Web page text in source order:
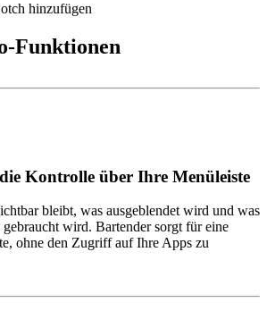
hinzufügen
Funktionen
Kontrolle über Ihre Menüleiste
bleibt, was ausgeblendet wird und was
wird. Bartender sorgt für eine
ohne den Zugriff auf Ihre Apps zu